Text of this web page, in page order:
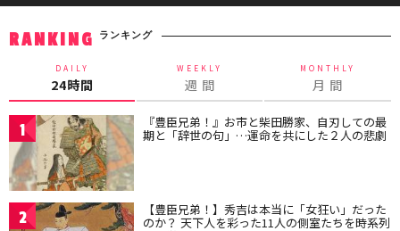
RANKING ランキング
DAILY
24時間
WEEKLY
週 間
MONTHLY
月 間
1 『豊臣兄弟！』お市と柴田勝家、自刃しての最
期と「辞世の句」…運命を共にした２人の悲劇
2 【豊臣兄弟！】秀吉は本当に「女狂い」だった
のか？ 天下人を彩った11人の側室たちを時系列